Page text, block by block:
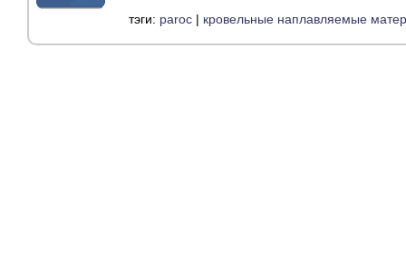
тэги: paroc | кровельные наплавляемые